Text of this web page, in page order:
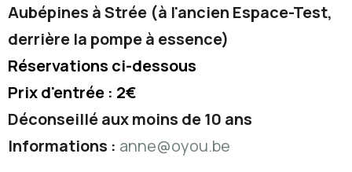
Aubépines à Strée (à l'ancien Espace-Test,
derrière la pompe à essence)
Réservations ci-dessous
Prix d'entrée : 2€
Déconseillé aux moins de 10 ans
Informations : anne@oyou.be